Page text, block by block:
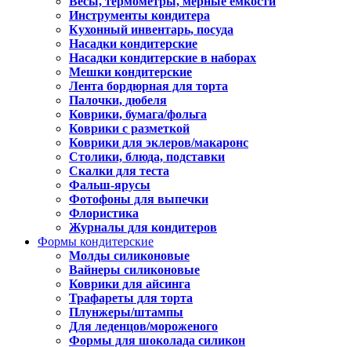
Инструменты кондитера
Кухонный инвентарь, посуда
Насадки кондитерские
Насадки кондитерские в наборах
Мешки кондитерские
Лента бордюрная для торта
Палочки, дюбеля
Коврики, бумага/фольга
Коврики с разметкой
Коврики для эклеров/макаронс
Столики, блюда, подставки
Скалки для теста
Фальш-ярусы
Фотофоны для выпечки
Флористика
Журналы для кондитеров
Формы кондитерские
Молды силиконовые
Вайнеры силиконовые
Коврики для айсинга
Трафареты для торта
Плунжеры/штампы
Для леденцов/мороженого
Формы для шоколада силикон